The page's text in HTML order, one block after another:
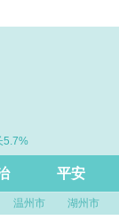
平安
温州市 湖州市